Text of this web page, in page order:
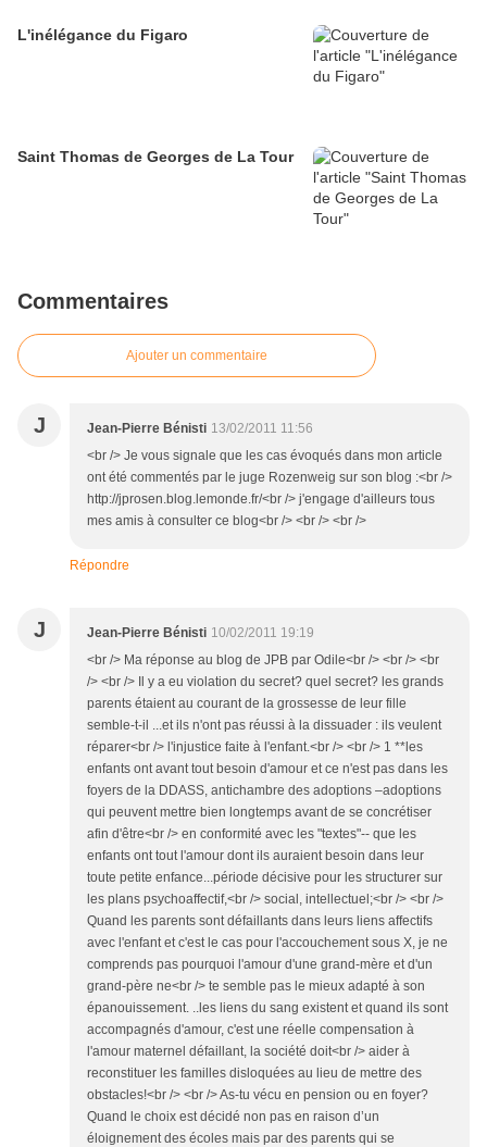
L'inélégance du Figaro
Saint Thomas de Georges de La Tour
Commentaires
Ajouter un commentaire
J Jean-Pierre Bénisti 13/02/2011 11:56
<br /> Je vous signale que les cas évoqués dans mon article
ont été commentés par le juge Rozenweig sur son blog :<br />
http://jprosen.blog.lemonde.fr/<br /> j'engage d'ailleurs tous
mes amis à consulter ce blog<br /> <br /> <br />
Répondre
J Jean-Pierre Bénisti 10/02/2011 19:19
<br /> Ma réponse au blog de JPB par Odile<br /> <br /> <br
/> <br /> Il y a eu violation du secret? quel secret? les grands
parents étaient au courant de la grossesse de leur fille
semble-t-il ...et ils n'ont pas réussi à la dissuader : ils veulent
réparer<br /> l'injustice faite à l'enfant.<br /> <br /> 1 **les
enfants ont avant tout besoin d'amour et ce n'est pas dans les
foyers de la DDASS, antichambre des adoptions –adoptions
qui peuvent mettre bien longtemps avant de se concrétiser
afin d'être<br /> en conformité avec les "textes"-- que les
enfants ont tout l'amour dont ils auraient besoin dans leur
toute petite enfance...période décisive pour les structurer sur
les plans psychoaffectif,<br /> social, intellectuel;<br /> <br />
Quand les parents sont défaillants dans leurs liens affectifs
avec l'enfant et c'est le cas pour l'accouchement sous X, je ne
comprends pas pourquoi l'amour d'une grand-mère et d'un
grand-père ne<br /> te semble pas le mieux adapté à son
épanouissement. ..les liens du sang existent et quand ils sont
accompagnés d'amour, c'est une réelle compensation à
l'amour maternel défaillant, la société doit<br /> aider à
reconstituer les familles disloquées au lieu de mettre des
obstacles!<br /> <br /> As-tu vécu en pension ou en foyer?
Quand le choix est décidé non pas en raison d’un
éloignement des écoles mais par des parents qui se